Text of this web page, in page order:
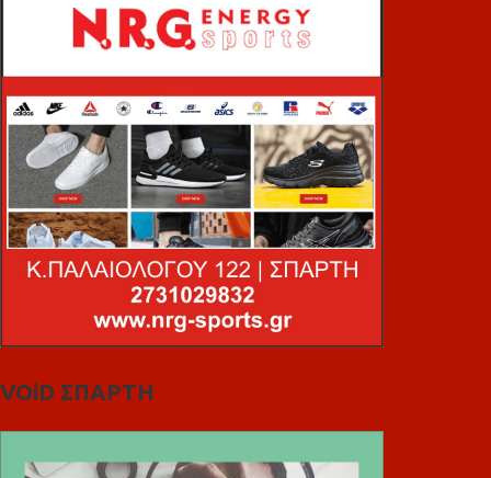
VOiD ΣΠΑΡΤΗ